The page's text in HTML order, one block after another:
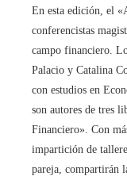
En esta edición, el
conferencistas
campo financiero.
Palacio y Catalina
con estudios en
son autores de tres
Financiero». Con
impartición de
pareja, compartirán